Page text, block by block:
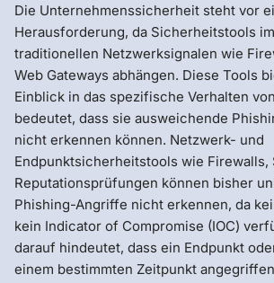
Die Unternehmenssicherheit steht vor
Herausforderung, da Sicherheitstools
traditionellen Netzwerksignalen wie
Web Gateways abhängen. Diese Tools
Einblick in das spezifische Verhalten
bedeutet, dass sie ausweichende
nicht erkennen können. Netzwerk- und
Endpunktsicherheitstools wie Firewalls,
Reputationsprüfungen können bisher
Phishing-Angriffe nicht erkennen, da
kein Indicator of Compromise (IOC)
darauf hindeutet, dass ein Endpunkt
einem bestimmten Zeitpunkt